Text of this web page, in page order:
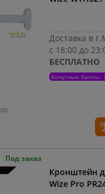
Доставка в
с 18:00 до
БЕСПЛАТНО
Бонусные баллы:
(0)
Под заказ
Кронштейн
Wize Pro